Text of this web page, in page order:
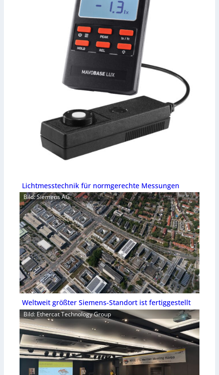
Lichtmesstechnik für normgerechte Messungen
Bild: Siemens AG
Weltweit größter Siemens-Standort ist fertiggestellt
Bild: Ethercat Technology Group